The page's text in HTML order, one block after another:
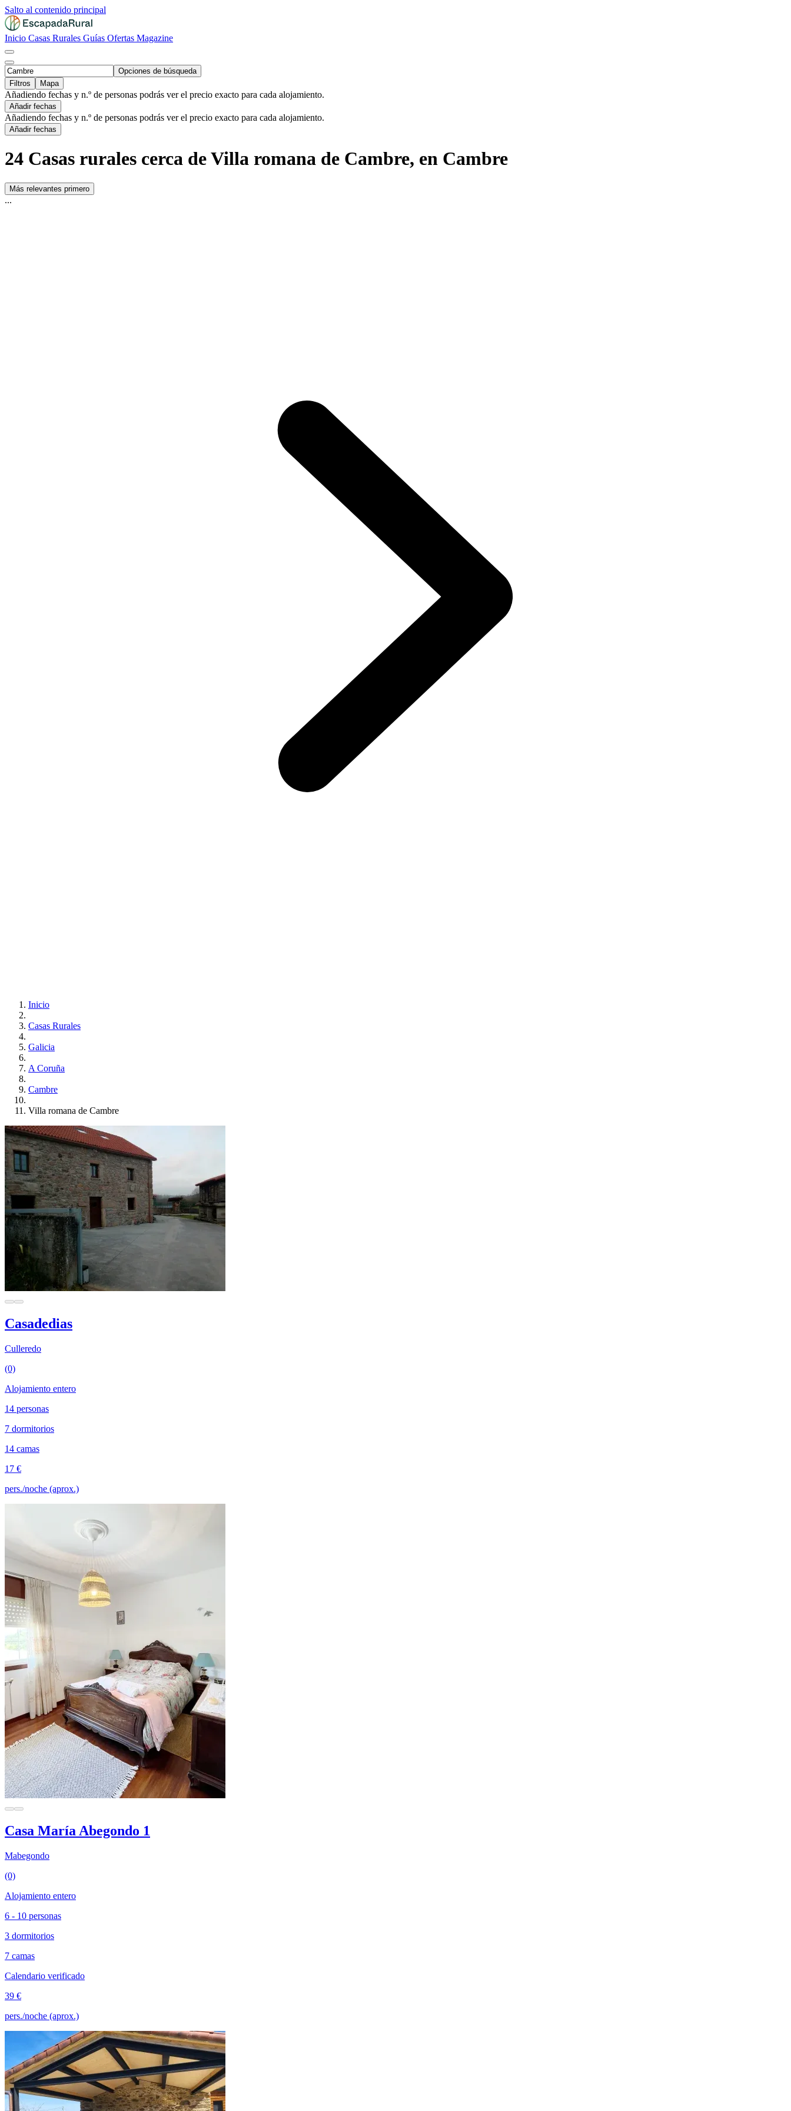
Salto al contenido principal
Inicio Casas Rurales Guías Ofertas Magazine
Opciones de búsqueda
Filtros
Mapa
Añadiendo fechas y n.º de personas podrás ver el precio exacto para cada alojamiento.
Añadir fechas
Añadiendo fechas y n.º de personas podrás ver el precio exacto para cada alojamiento.
Añadir fechas
24 Casas rurales cerca de Villa romana de Cambre, en Cambre
Más relevantes primero
...
Inicio
Casas Rurales
Galicia
A Coruña
Cambre
Villa romana de Cambre
Casadedias
Culleredo
(0)
Alojamiento entero
14 personas
7 dormitorios
14 camas
17 €
pers./noche (aprox.)
Casa María Abegondo 1
Mabegondo
(0)
Alojamiento entero
6 - 10 personas
3 dormitorios
7 camas
Calendario verificado
39 €
pers./noche (aprox.)